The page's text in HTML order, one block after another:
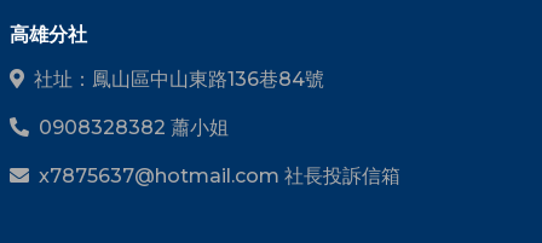
高雄分社
社址：鳳山區中山東路136巷84號
0908328382 蕭小姐
x7875637@hotmail.com 社長投訴信箱